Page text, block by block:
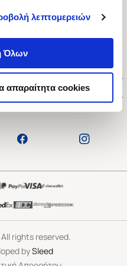
λεπτομερειών
Όλων
απαραίτητα cookies
106 79
09:00-21:00
rights reserved.
bySleed